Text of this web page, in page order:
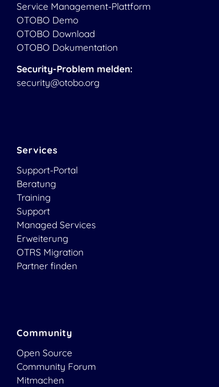
Service Management-Plattform
OTOBO Demo
OTOBO Download
OTOBO Dokumentation
Security-Problem melden:
security@otobo.org
Services
Support-Portal
Beratung
Training
Support
Managed Services
Erweiterung
OTRS Migration
Partner finden
Community
Open Source
Community Forum
Mitmachen